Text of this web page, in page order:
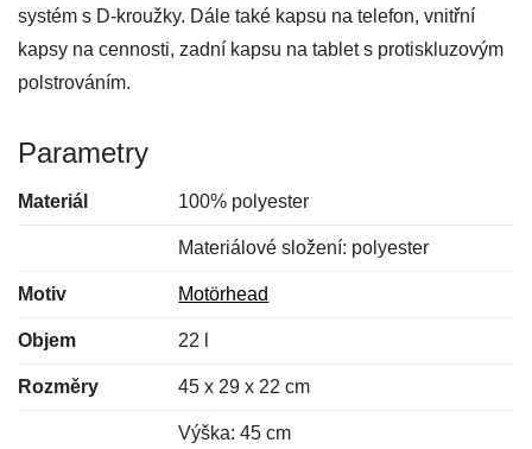
systém s D-kroužky. Dále také kapsu na telefon, vnitřní
kapsy na cennosti, zadní kapsu na tablet s protiskluzovým
polstrováním.
Parametry
Materiál 100% polyester
Materiálové složení: polyester
Motiv Motörhead
Objem 22 l
Rozměry 45 x 29 x 22 cm
Výška: 45 cm